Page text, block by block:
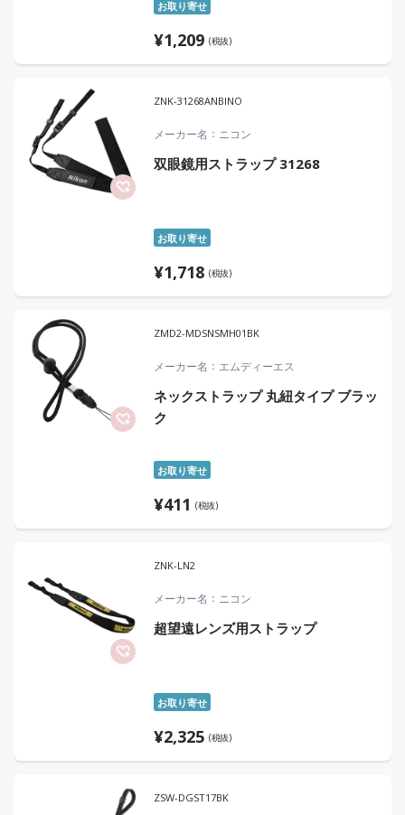
お取り寄せ
¥1,209 (税抜)
ZNK-31268ANBINO
メーカー名 ニコン
双眼鏡用ストラップ 31268
お取り寄せ
¥1,718 (税抜)
ZMD2-MDSNSMH01BK
メーカー名 エムディーエス
ネックストラップ 丸紐タイプ ブラッ
ク
お取り寄せ
¥411 (税抜)
ZNK-LN2
メーカー名 ニコン
超望遠レンズ用ストラップ
お取り寄せ
¥2,325 (税抜)
ZSW-DGST17BK